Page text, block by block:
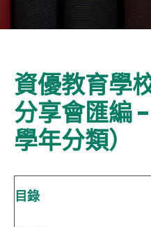
資優教育學
分享會匯編
學年分類）
目錄